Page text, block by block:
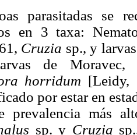
parasitadas se
en 3 taxa:
Cruzia sp., y
de Moravec,
horridum
por estar en
prevalencia más
sp. y Cruzia